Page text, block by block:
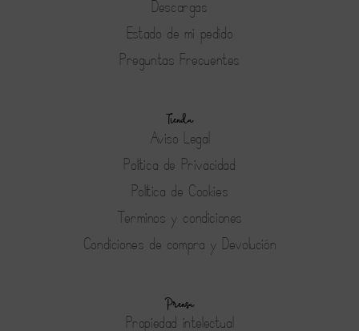
Descargas
Estado de mi pedido
Preguntas Frecuentes
Tienda
Aviso Legal
Política de Privacidad
Política de Cookies
Terminos y condiciones
Condiciones de compra y Devolución
Prensa
Propiedad intelectual